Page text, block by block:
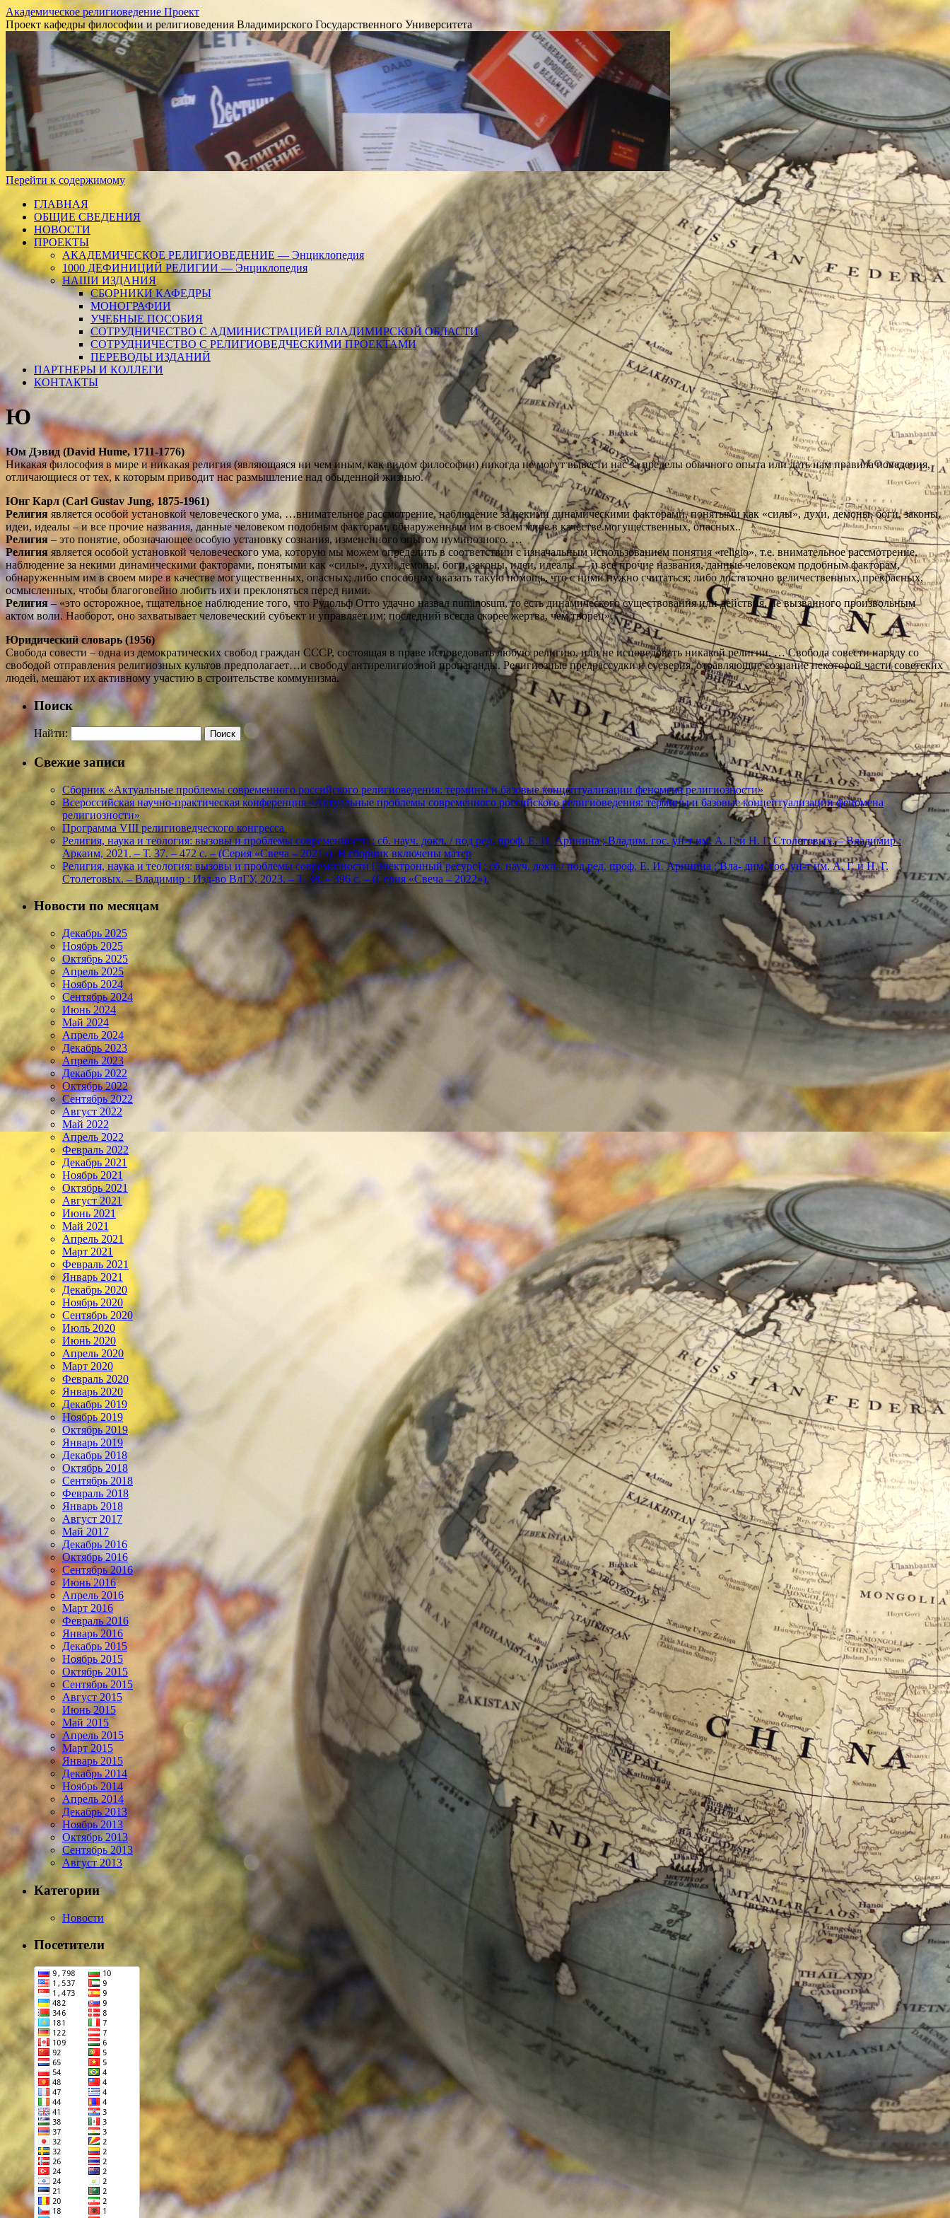
Академическое религиоведение Проект
Проект кафедры философии и религиоведения Владимирского Государственного Университета
Перейти к содержимому
ГЛАВНАЯ
ОБЩИЕ СВЕДЕНИЯ
НОВОСТИ
ПРОЕКТЫ
АКАДЕМИЧЕСКОЕ РЕЛИГИОВЕДЕНИЕ — Энциклопедия
1000 ДЕФИНИЦИЙ РЕЛИГИИ — Энциклопедия
НАШИ ИЗДАНИЯ
СБОРНИКИ КАФЕДРЫ
МОНОГРАФИИ
УЧЕБНЫЕ ПОСОБИЯ
СОТРУДНИЧЕСТВО С АДМИНИСТРАЦИЕЙ ВЛАДИМИРСКОЙ ОБЛАСТИ
СОТРУДНИЧЕСТВО С РЕЛИГИОВЕДЧЕСКИМИ ПРОЕКТАМИ
ПЕРЕВОДЫ ИЗДАНИЙ
ПАРТНЕРЫ И КОЛЛЕГИ
КОНТАКТЫ
Ю
Юм Дэвид (David Hume, 1711-1776)
Никакая философия в мире и никакая религия (являющаяся ни чем иным, как видом философии) никогда не могут вывести нас за пределы обычного опыта или дать нам правила поведения,
отличающиеся от тех, к которым приводит нас размышление над обыденной жизнью.
Юнг Карл (Carl Gustav Jung, 1875-1961)
Религия является особой установкой человеческого ума, …внимательное рассмотрение, наблюдение за некими динамическими факторами, понятыми как «силы», духи, демоны, боги, законы,
идеи, идеалы – и все прочие названия, данные человеком подобным факторам, обнаруженным им в своем мире в качестве могущественных, опасных..
Религия – это понятие, обозначающее особую установку сознания, измененного опытом нуминозного. …
Религия является особой установкой человеческого ума, которую мы можем определить в соответствии с изначальным использованием понятия «religio», т.е. внимательное рассмотрение,
наблюдение за некими динамическими факторами, понятыми как «силы», духи, демоны, боги, законы, идеи, идеалы — и все прочие названия, данные человеком подобным факторам,
обнаруженным им в своем мире в качестве могущественных, опасных; либо способных оказать такую помощь, что с ними нужно считаться; либо достаточно величественных, прекрасных,
осмысленных, чтобы благоговейно любить их и преклоняться перед ними.
Религия– «это осторожное, тщательное наблюдение того, что Рудольф Отто удачно назвал numinosum, то есть динамического существования или действия, не вызванного произвольным
актом воли. Наоборот, оно захватывает человеческий субъект и управляет им; последний всегда скорее жертва, чем творец».
Юридический словарь (1956)
Свобода совести – одна из демократических свобод граждан СССР, состоящая в праве исповедовать любую религию, или не исповедовать никакой религии. … Свобода совести наряду со
свободой отправления религиозных культов предполагает…и свободу антирелигиозной пропаганды. Религиозные предрассудки и суеверия, отравляющие сознание некоторой части советских
людей, мешают их активному участию в строительстве коммунизма.
Поиск
Найти:
Свежие записи
Сборник «Актуальные проблемы современного российского религиоведения: термины и базовые концептуализации феномена религиозности»
Всероссийская научно-практическая конференция «Актуальные проблемы современного российского религиоведения: термины и базовые концептуализации феномена
религиозности»
Программа VIII религиоведческого конгресса
Религия, наука и теология: вызовы и проблемы современности : сб. науч. докл. / под ред. проф. Е. И. Аринина ; Владим. гос. ун-т им. А. Г. и Н. Г. Столетовых. – Владимир :
Аркаим, 2021. – Т. 37. – 472 с. – (Серия «Свеча – 2021»). В сборник включены матер
Религия, наука и теология: вызовы и проблемы современности [Электронный ресурс] : сб. науч. докл. / под ред. проф. Е. И. Аринина ; Вла- дим. гос. ун-т им. А. Г. и Н. Г.
Столетовых. – Владимир : Изд-во ВлГУ, 2023. – Т. 38. – 396 с. – (Серия «Свеча – 2022»).
Новости по месяцам
Декабрь 2025
Ноябрь 2025
Октябрь 2025
Апрель 2025
Ноябрь 2024
Сентябрь 2024
Июнь 2024
Май 2024
Апрель 2024
Декабрь 2023
Апрель 2023
Декабрь 2022
Октябрь 2022
Сентябрь 2022
Август 2022
Май 2022
Апрель 2022
Февраль 2022
Декабрь 2021
Ноябрь 2021
Октябрь 2021
Август 2021
Июнь 2021
Май 2021
Апрель 2021
Март 2021
Февраль 2021
Январь 2021
Декабрь 2020
Ноябрь 2020
Сентябрь 2020
Июль 2020
Июнь 2020
Апрель 2020
Март 2020
Февраль 2020
Январь 2020
Декабрь 2019
Ноябрь 2019
Октябрь 2019
Январь 2019
Декабрь 2018
Октябрь 2018
Сентябрь 2018
Февраль 2018
Январь 2018
Август 2017
Май 2017
Декабрь 2016
Октябрь 2016
Сентябрь 2016
Июнь 2016
Апрель 2016
Март 2016
Февраль 2016
Январь 2016
Декабрь 2015
Ноябрь 2015
Октябрь 2015
Сентябрь 2015
Август 2015
Июнь 2015
Май 2015
Апрель 2015
Март 2015
Январь 2015
Декабрь 2014
Ноябрь 2014
Апрель 2014
Декабрь 2013
Ноябрь 2013
Октябрь 2013
Сентябрь 2013
Август 2013
Категории
Новости
Посетители